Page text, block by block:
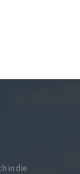
in die